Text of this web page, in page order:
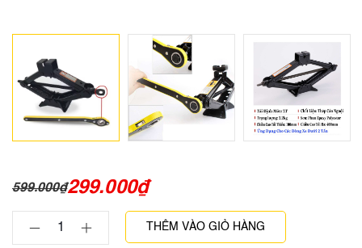
599.000₫299.000₫
THÊM VÀO GIỎ HÀNG